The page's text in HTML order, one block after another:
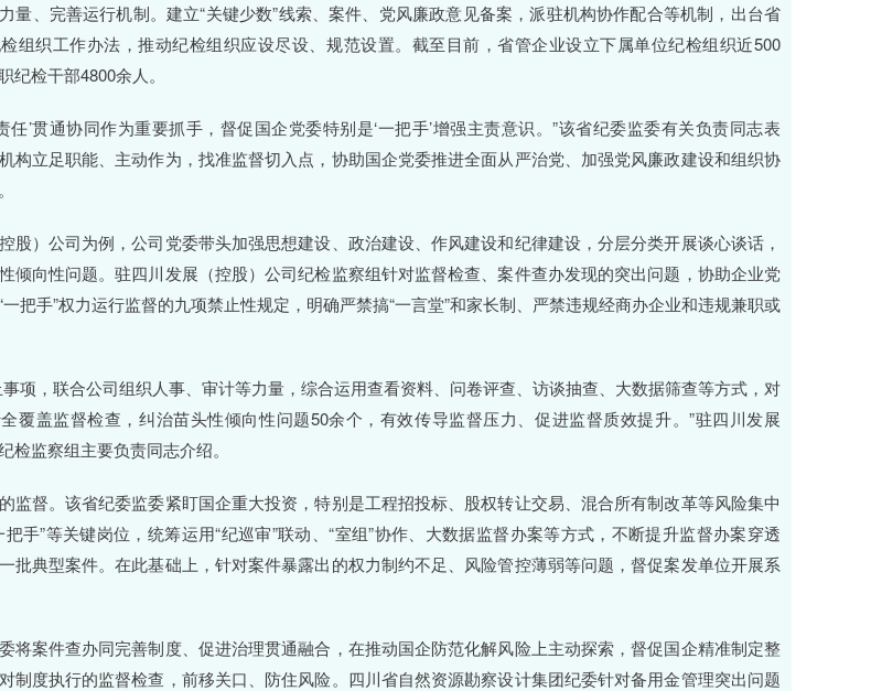
量、完善运行机制。建立“关键少数”线索、案件、党风廉政意见备案，派驻机构协作配合等机制，出台省
组织工作办法，推动纪检组织应设尽设、规范设置。截至目前，省管企业设立下属单位纪检组织近500
纪检干部4800余人。
任’贯通协同作为重要抓手，督促国企党委特别是‘一把手’增强主责意识。”该省纪委监委有关负责同志表
构立足职能、主动作为，找准监督切入点，协助国企党委推进全面从严治党、加强党风廉政建设和组织协
股）公司为例，公司党委带头加强思想建设、政治建设、作风建设和纪律建设，分层分类开展谈心谈话，
倾向性问题。驻四川发展（控股）公司纪检监察组针对监督检查、案件查办发现的突出问题，协助企业党
把手”权力运行监督的九项禁止性规定，明确严禁搞“一言堂”和家长制、严禁违规经商办企业和违规兼职或
事项，联合公司组织人事、审计等力量，综合运用查看资料、问卷评查、访谈抽查、大数据筛查等方式，对
覆盖监督检查，纠治苗头性倾向性问题50余个，有效传导监督压力、促进监督质效提升。”驻四川发展
检监察组主要负责同志介绍。
监督。该省纪委监委紧盯国企重大投资，特别是工程招投标、股权转让交易、混合所有制改革等风险集中
把手”等关键岗位，统筹运用“纪巡审”联动、“室组”协作、大数据监督办案等方式，不断提升监督办案穿透
批典型案件。在此基础上，针对案件暴露出的权力制约不足、风险管控薄弱等问题，督促案发单位开展系
将案件查办同完善制度、促进治理贯通融合，在推动国企防范化解风险上主动探索，督促国企精准制定整
制度执行的监督检查，前移关口、防住风险。四川省自然资源勘察设计集团纪委针对备用金管理突出问题